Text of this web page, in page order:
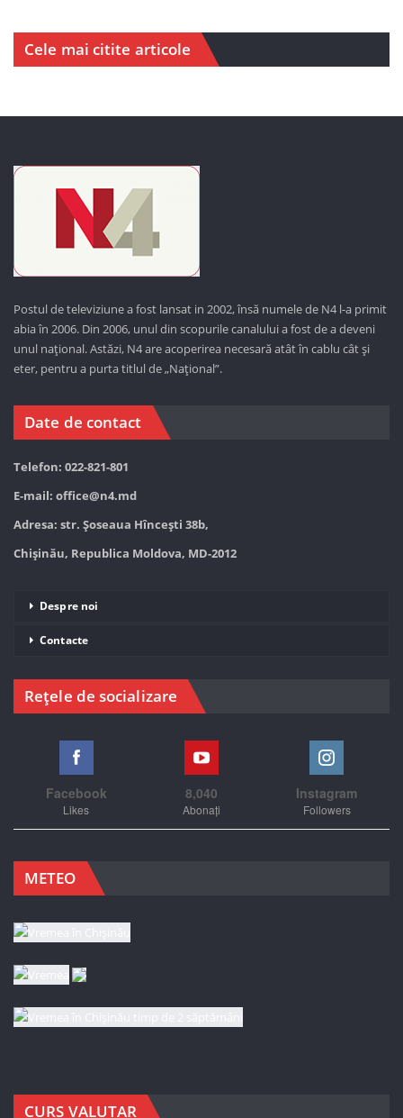
Cele mai citite articole
Postul de televiziune a fost lansat in 2002, însă numele de N4 l-a primit
abia în 2006. Din 2006, unul din scopurile canalului a fost de a deveni
unul național. Astăzi, N4 are acoperirea necesară atât în cablu cât și
eter, pentru a purta titlul de „Național”.
Date de contact
Telefon: 022-821-801
E-mail: office@n4.md
Adresa: str. Șoseaua Hînceşti 38b,
Chișinău, Republica Moldova, MD-2012
Despre noi
Contacte
Rețele de socializare
Facebook
Likes
8,040
Abonați
Instagram
Followers
METEO
CURS VALUTAR